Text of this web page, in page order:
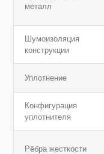
металл
Шумоизоляция
конструкции
Уплотнение
Конфигурация
уплотнителя
Рёбра жесткости